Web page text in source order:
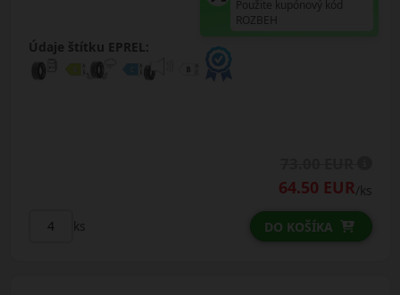
Údaje štítku EPREL:
Použite kupónový kód
ROZBEH
64.50 EUR/ks
ks DO KOŠÍKA